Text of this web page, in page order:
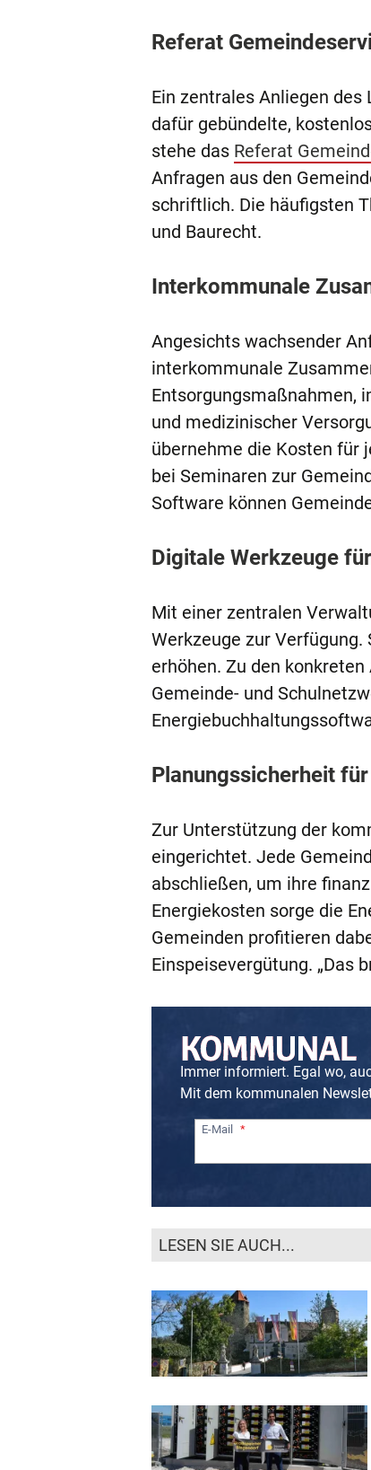
Referat
Ein zentrales Anliegen
dafür gebündelte,
stehe das Referat
Anfragen aus den
schriftlich. Die häufigsten
und Baurecht.
Interkommunale
Angesichts wachsender
interkommunale
Entsorgungsmaßnahmen,
und medizinischer
übernehme die Kosten für
bei Seminaren zur
Software können
Digitale Werkzeuge
Mit einer zentralen
Werkzeuge zur
erhöhen. Zu den
Gemeinde- und
Planungssicherheit
Zur Unterstützung der
eingerichtet. Jede
abschließen, um ihre
Energiekosten sorge die
Gemeinden profitieren
Einspeisevergütung. „Das
Immer informiert. Egal wo,
Mit dem kommunalen
E-Mail
LESEN SIE AUCH...